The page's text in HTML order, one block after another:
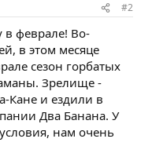
#2
феврале! Во-
в этом месяце
сезон горбатых
Зрелище -
Кане и ездили в
Два Банана. У
нам очень